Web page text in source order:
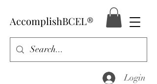
AccomplishBCEL®
Login